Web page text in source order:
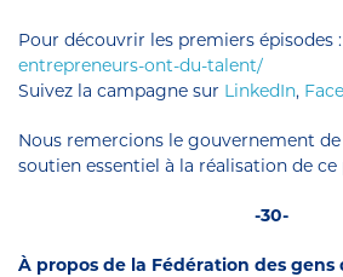
Pour découvrir les premiers épisodes :
entrepreneurs-ont-du-talent/
Suivez la campagne sur LinkedIn,
Nous remercions le gouvernement
soutien essentiel à la réalisation de ce
-30-
À propos de la Fédération des gens